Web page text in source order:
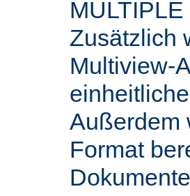
Zusätzlich
Multiview-
Außerdem
Format